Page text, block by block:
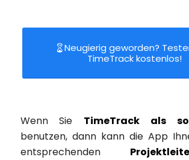
Neugierig geworden?
TimeTrack kostenlos!
Wenn Sie TimeTrack als
benutzen, dann kann die App
entsprechenden